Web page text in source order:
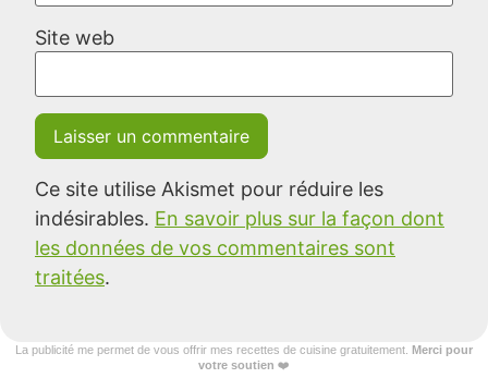
Site web
Ce site utilise Akismet pour réduire les
indésirables. En savoir plus sur la façon dont
les données de vos commentaires sont
traitées.
La publicité me permet de vous offrir mes recettes de cuisine gratuitement.
Merci pour
votre soutien ❤️